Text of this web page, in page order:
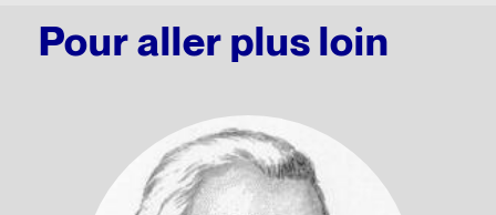
Pour aller plus loin